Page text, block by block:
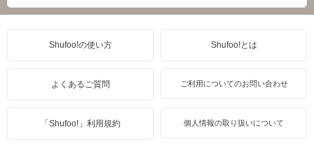
Shufoo!の使い方 Shufoo!とは
よくあるご質問 ご利用についてのお問い合わせ
「Shufoo!」利用規約 個人情報の取り扱いについて